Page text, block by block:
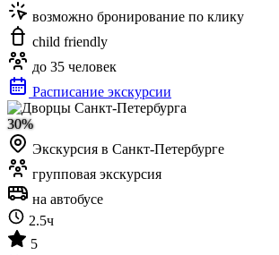
возможно бронирование по клику
child friendly
до 35 человек
Расписание экскурсии
30%
Экскурсия в Санкт-Петербурге
групповая экскурсия
на автобусе
2.5ч
5